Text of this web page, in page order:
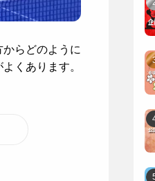
らどのように
くあります。